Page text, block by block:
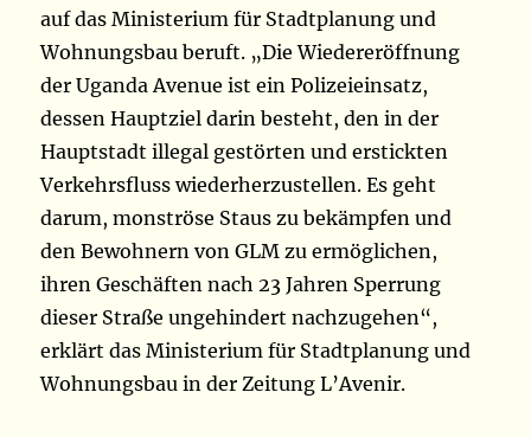
auf das Ministerium für Stadtplanung und
Wohnungsbau beruft. „Die Wiedereröffnung
der Uganda Avenue ist ein Polizeieinsatz,
dessen Hauptziel darin besteht, den in der
Hauptstadt illegal gestörten und erstickten
Verkehrsfluss wiederherzustellen. Es geht
darum, monströse Staus zu bekämpfen und
den Bewohnern von GLM zu ermöglichen,
ihren Geschäften nach 23 Jahren Sperrung
dieser Straße ungehindert nachzugehen“,
erklärt das Ministerium für Stadtplanung und
Wohnungsbau in der Zeitung L’Avenir.